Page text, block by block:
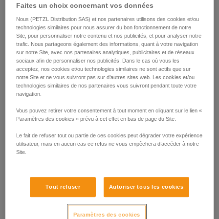
Modèle actuel d'ASAP LOCK :
ASAP LOCK 2026
temps. Consultez la dernière version de la notice
technique sur petzl.com :
Faites un choix concernant vos données
Nous (PETZL Distribution SAS) et nos partenaires utilisons des cookies et/ou
technologies similaires pour nous assurer du bon fonctionnement de notre
Site, pour personnaliser notre contenu et nos publicités, et pour analyser notre
trafic. Nous partageons également des informations, quant à votre navigation
sur notre Site, avec nos partenaires analytiques, publicitaires et de réseaux
sociaux afin de personnaliser nos publicités. Dans le cas où vous les
acceptez, nos cookies et/ou technologies similaires ne sont actifs que sur
notre Site et ne vous suivront pas sur d’autres sites web. Les cookies et/ou
technologies similaires de nos partenaires vous suivront pendant toute votre
navigation.
Vous pouvez retirer votre consentement à tout moment en cliquant sur le lien «
Paramètres des cookies » prévu à cet effet en bas de page du Site.
Le fait de refuser tout ou partie de ces cookies peut dégrader votre expérience
utilisateur, mais en aucun cas ce refus ne vous empêchera d’accéder à notre
Site.
Tout refuser Autoriser tous les cookies
Paramètres des cookies